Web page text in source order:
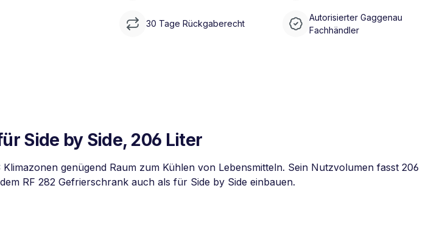
30 Tage Rückgaberecht
Autorisierter Gaggenau
Fachhändler
Side by Side, 206 Liter
genügend Raum zum Kühlen von Lebensmitteln. Sein Nutzvolumen fasst 206
RF 282 Gefrierschrank auch als für Side by Side einbauen.